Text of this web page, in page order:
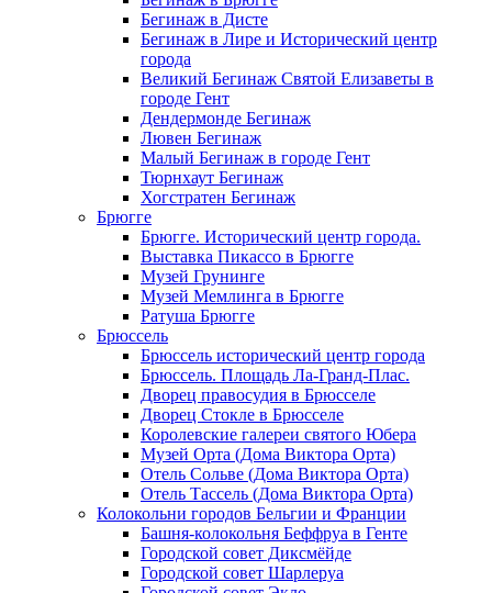
Бегинаж в Дисте
Бегинаж в Лире и Исторический центр
города
Великий Бегинаж Святой Елизаветы в
городе Гент
Дендермонде Бегинаж
Лювен Бегинаж
Малый Бегинаж в городе Гент
Тюрнхаут Бегинаж
Хогстратен Бегинаж
Брюгге
Брюгге. Исторический центр города.
Выставка Пикассо в Брюгге
Музей Грунинге
Музей Мемлинга в Брюгге
Ратуша Брюгге
Брюссель
Брюссель исторический центр города
Брюссель. Площадь Ла-Гранд-Плас.
Дворец правосудия в Брюсселе
Дворец Стокле в Брюсселе
Королевские галереи святого Юбера
Музей Орта (Дома Виктора Орта)
Отель Сольве (Дома Виктора Орта)
Отель Тассель (Дома Виктора Орта)
Колокольни городов Бельгии и Франции
Башня-колокольня Беффруа в Генте
Городской совет Диксмёйде
Городской совет Шарлеруа